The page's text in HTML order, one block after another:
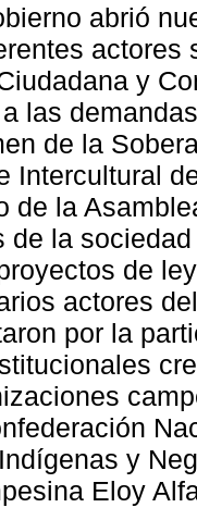
abrió
actores
y
las
de la
Intercultural
de la
de la
de
actores
por la
y
Eloy